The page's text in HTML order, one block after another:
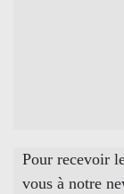
Pour recevoir
vous à notre